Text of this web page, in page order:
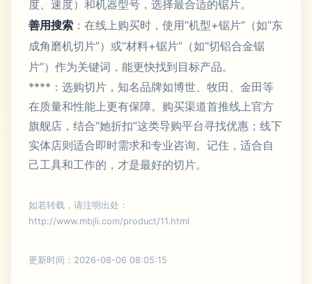
度、速度）和机器型号，选择最合适的锯片。
善用搜索 ：在线上购买时，使用“机型+锯片”（如“东
成角磨机切片”）或“材料+锯片”（如“切铝合金锯
片”）作为关键词，能更快找到目标产品。
****：选购切片，知名品牌如博世、牧田、金田等
在质量和性能上更有保障。购买渠道首推线上官方
旗舰店，结合“她折扣”这类导购平台寻找优惠；线下
实体店则适合即时需求和专业咨询。记住，适合自
己工具和工作的，才是最好的切片。
如若转载，请注明出处：
http://www.mbjli.com/product/11.html
更新时间：2026-08-06 08:05:15